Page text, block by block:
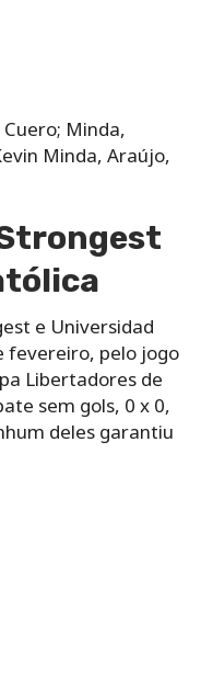
Cuero; Minda,
Minda, Araújo,
e Universidad
fevereiro, pelo jogo
Libertadores de
sem gols, 0 x 0,
deles garantiu